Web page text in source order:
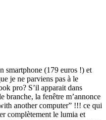
smartphone (179 euros !) et
je ne parviens pas à le
pro? S’il apparait dans
branche, la fenêtre m’annonce
another computer” !!! ce qui
complètement le lumia et